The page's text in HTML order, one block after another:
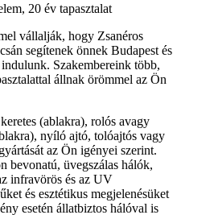
20 év tapasztalat
vállalják, hogy Zsanéros
segítenek önnek Budapest és
Szakembereink több,
állnak örömmel az Ön
(ablakra), rolós avagy
nyíló ajtó, tolóajtós vagy
az Ön igényei szerint.
bevonatú, üvegszálas hálók,
infravörös és az UV
és esztétikus megjelenésüket
esetén állatbiztos hálóval is